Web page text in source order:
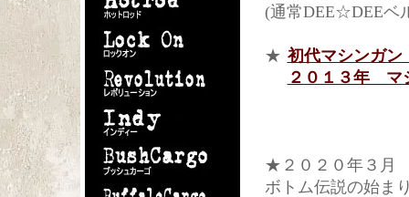
(通常DEE☆DEEベ
★ 初代マシンガ
２０１３年 マ
★２０２０年３月
ボトム伝説の始ま